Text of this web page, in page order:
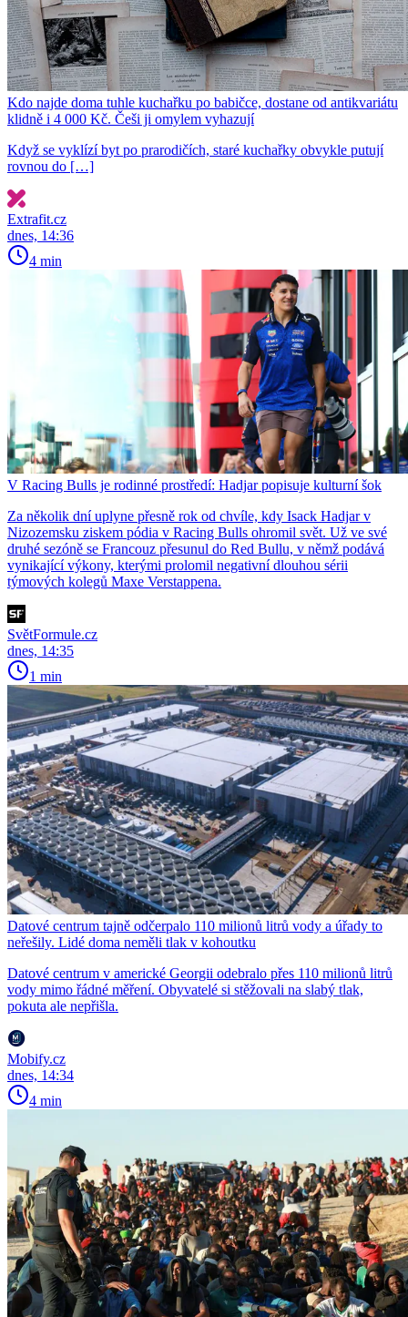
Kdo najde doma tuhle kuchařku po babičce, dostane od antikvariátu
klidně i 4 000 Kč. Češi ji omylem vyhazují
Když se vyklízí byt po prarodičích, staré kuchařky obvykle putují
rovnou do […]
Extrafit.cz
dnes, 14:36
4 min
V Racing Bulls je rodinné prostředí: Hadjar popisuje kulturní šok
Za několik dní uplyne přesně rok od chvíle, kdy Isack Hadjar v
Nizozemsku ziskem pódia v Racing Bulls ohromil svět. Už ve své
druhé sezóně se Francouz přesunul do Red Bullu, v němž podává
vynikající výkony, kterými prolomil negativní dlouhou sérii
týmových kolegů Maxe Verstappena.
SvětFormule.cz
dnes, 14:35
1 min
Datové centrum tajně odčerpalo 110 milionů litrů vody a úřady to
neřešily. Lidé doma neměli tlak v kohoutku
Datové centrum v americké Georgii odebralo přes 110 milionů litrů
vody mimo řádné měření. Obyvatelé si stěžovali na slabý tlak,
pokuta ale nepřišla.
Mobify.cz
dnes, 14:34
4 min